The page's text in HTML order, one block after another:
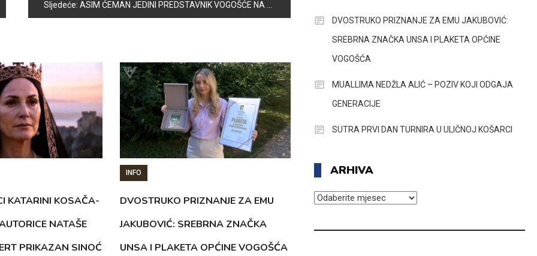
Sljedeće: ASIM ĆEMAN JEDINI PREDSTAVNIK VOGOŠĆE NA EVROPSKOM KARATE PRVENSTVU
KATARINI KOSAČA-
NATAŠE
PRIKAZAN SINOĆ
INFO
DVOSTRUKO PRIZNANJE ZA EMU
JAKUBOVIĆ: SREBRNA ZNAČKA
UNSA I PLAKETA OPĆINE VOGOŠĆA
DVOSTRUKO PRIZNANJE ZA EMU JAKUBOVIĆ:
SREBRNA ZNAČKA UNSA I PLAKETA OPĆINE
VOGOŠĆA
MUALLIMA NEDŽLA ALIĆ – POZIV KOJI ODGAJA
GENERACIJE
SUTRA PRVI DAN TURNIRA U ULIČNOJ KOŠARCI
ARHIVA
ARHIVA